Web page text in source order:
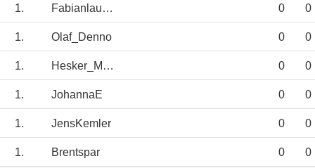
1. Fabianlaukamp 0 0
1. Olaf_Denno 0 0
1. Hesker_Markus 0 0
1. JohannaE 0 0
1. JensKemler 0 0
1. Brentspar 0 0